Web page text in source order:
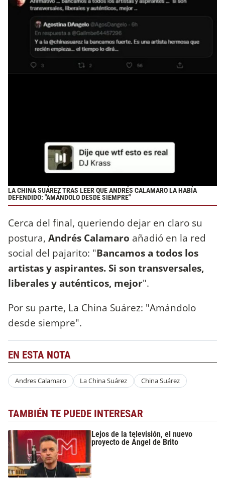
LA CHINA SUÁREZ TRAS LEER QUE ANDRÉS CALAMARO LA HABÍA
DEFENDIDO: "AMÁNDOLO DESDE SIEMPRE"
Cerca del final, queriendo dejar en claro su
postura, Andrés Calamaro añadió en la red
social del pajarito: "Bancamos a todos los
artistas y aspirantes. Si son transversales,
liberales y auténticos, mejor".
Por su parte, La China Suárez: "Amándolo
desde siempre".
EN ESTA NOTA
Andres Calamaro La China Suárez China Suárez
TAMBIÉN TE PUEDE INTERESAR
Lejos de la televisión, el nuevo
proyecto de Ángel de Brito